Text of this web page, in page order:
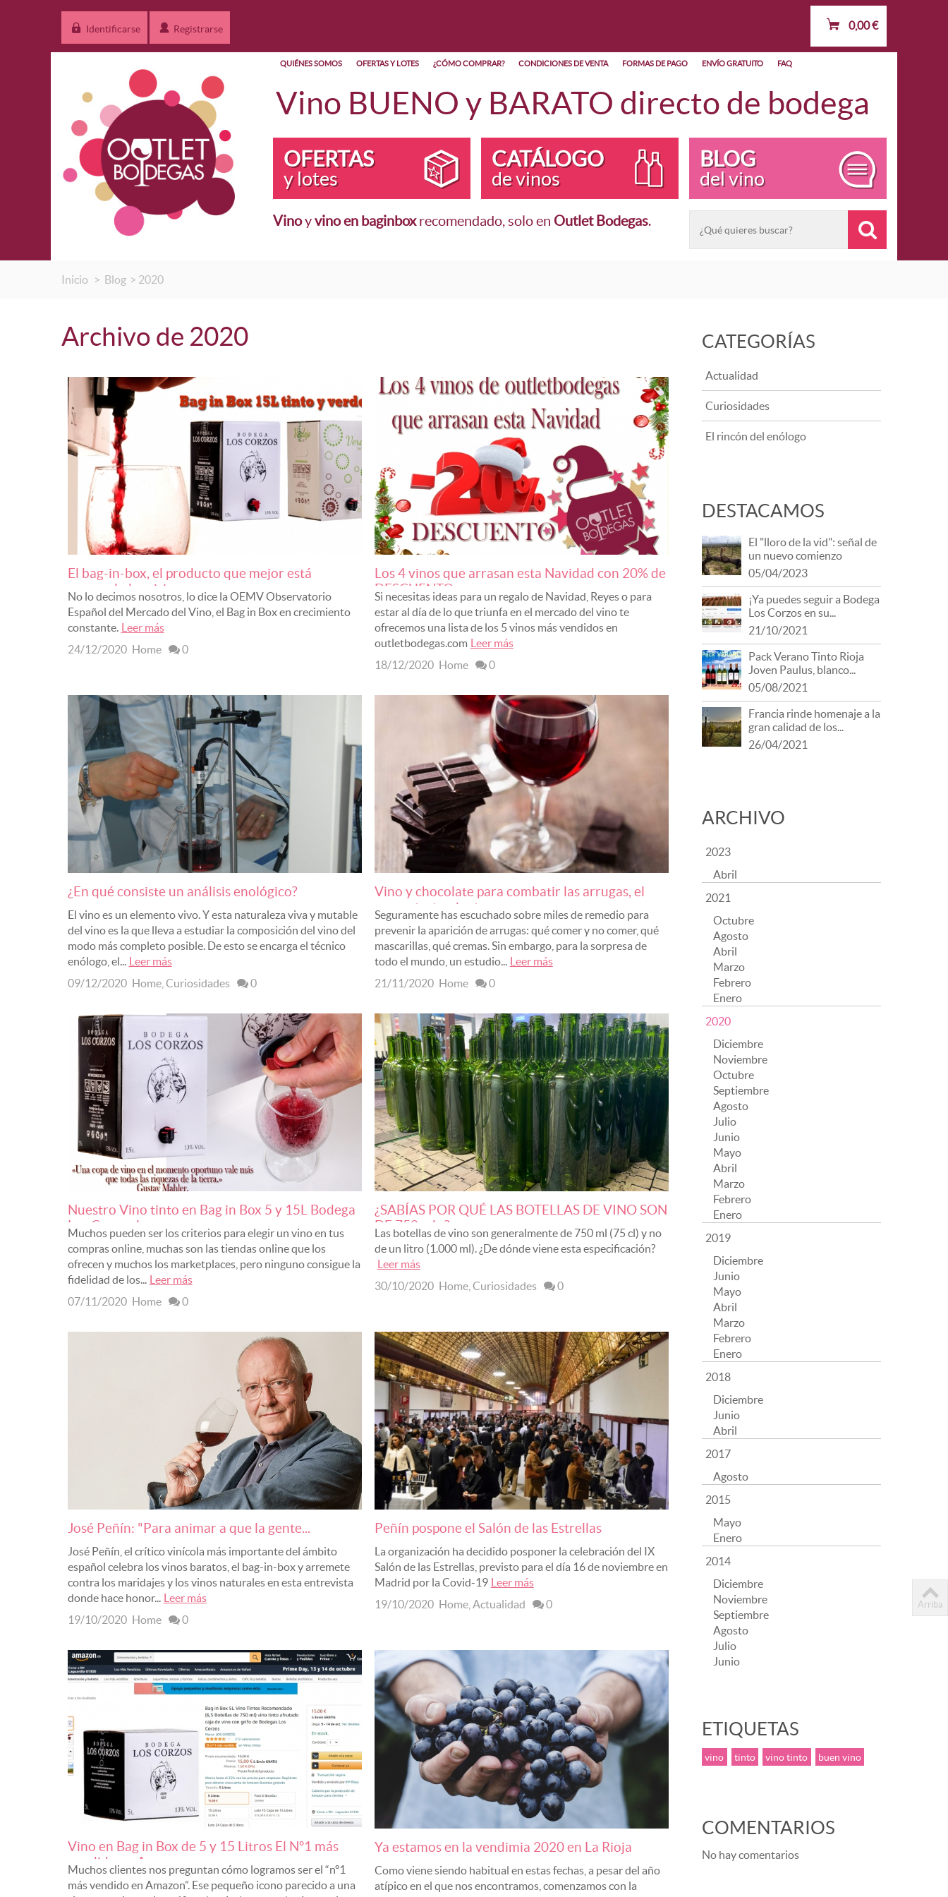
Identificarse Registrarse 0,00€
QUIÉNES SOMOS OFERTAS Y LOTES ¿CÓMO COMPRAR? CONDICIONES DE VENTA FORMAS DE PAGO ENVÍO GRATUITO FAQ
Vino BUENO y BARATO directo de bodega
OFERTAS
y lotes
CATÁLOGO
de vinos
BLOG
del vino
POR AÑADA
Vinoyvino en baginboxrecomendado, solo en Outlet Bodegas.
Inicio > Blog > 2020
Archivo de 2020
El bag-in-box, el producto que mejor está
capeando la crisis...
No lo decimos nosotros, lo dice la OEMV Observatorio
Español del Mercado del Vino, el Bag in Box en crecimiento
constante. Leer más
24/12/2020 Home 0
Los 4 vinos que arrasan esta Navidad con 20% de
DESCUENTO en...
Si necesitas ideas para un regalo de Navidad, Reyes o para
estar al día de lo que triunfa en el mercado del vino te
ofrecemos una lista de los 5 vinos más vendidos en
outletbodegas.com Leer más
18/12/2020 Home 0
¿En qué consiste un análisis enológico?
El vino es un elemento vivo. Y esta naturaleza viva y mutable
del vino es la que lleva a estudiar la composición del vino del
modo más completo posible. De esto se encarga el técnico
enólogo, el... Leer más
09/12/2020 Home, Curiosidades 0
Vino y chocolate para combatir las arrugas, el
nuevo tratamiento...
Seguramente has escuchado sobre miles de remedio para
prevenir la aparición de arrugas: qué comer y no comer, qué
mascarillas, qué cremas. Sin embargo, para la sorpresa de
todo el mundo, un estudio... Leer más
21/11/2020 Home 0
Nuestro Vino tinto en Bag in Box 5 y 15L Bodega
Los Corzos lo...
Muchos pueden ser los criterios para elegir un vino en tus
compras online, muchas son las tiendas online que los
ofrecen y muchos los marketplaces, pero ninguno consigue la
fidelidad de los... Leer más
07/11/2020 Home 0
¿SABÍAS POR QUÉ LAS BOTELLAS DE VINO SON
DE 750 ml...?
Las botellas de vino son generalmente de 750 ml (75 cl) y no
de un litro (1.000 ml). ¿De dónde viene esta especificación?
Leer más
30/10/2020 Home, Curiosidades 0
José Peñín: "Para animar a que la gente...
José Peñín, el crítico vinícola más importante del ámbito
español celebra los vinos baratos, el bag-in-box y arremete
contra los maridajes y los vinos naturales en esta entrevista
donde hace honor... Leer más
19/10/2020 Home 0
Peñín pospone el Salón de las Estrellas
La organización ha decidido posponer la celebración del IX
Salón de las Estrellas, previsto para el día 16 de noviembre en
Madrid por la Covid-19 Leer más
19/10/2020 Home, Actualidad 0
Vino en Bag in Box de 5 y 15 Litros El Nº1 más
vendido en Amazon
Muchos clientes nos preguntan cómo logramos ser el “nº1
más vendido en Amazon”. Ese pequeño icono parecido a una
Ya estamos en la vendimia 2020 en La Rioja
Como viene siendo habitual en estas fechas, a pesar del año
atípico en el que nos encontramos, comenzamos con la
CATEGORÍAS
Actualidad
Curiosidades
El rincón del enólogo
DESTACAMOS
El "lloro de la vid": señal de
un nuevo comienzo
05/04/2023
¡Ya puedes seguir a Bodega
Los Corzos en su...
21/10/2021
Pack Verano Tinto Rioja
Joven Paulus, blanco...
05/08/2021
Francia rinde homenaje a la
gran calidad de los...
26/04/2021
ARCHIVO
2023
Abril
2021
Octubre
Agosto
Abril
Marzo
Febrero
Enero
2020
Diciembre
Noviembre
Octubre
Septiembre
Agosto
Julio
Junio
Mayo
Abril
Marzo
Febrero
Enero
2019
Diciembre
Junio
Mayo
Abril
Marzo
Febrero
Enero
2018
Diciembre
Junio
Abril
2017
Agosto
2015
Mayo
Enero
2014
Diciembre
Noviembre
Septiembre
Agosto
Julio
Junio
ETIQUETAS
vino tinto vino tinto buen vino
COMENTARIOS
No hay comentarios
Arriba